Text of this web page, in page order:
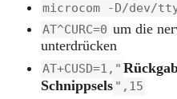
microcom -D/dev/
AT^CURC=0 um die
unterdrücken
AT+CUSD=1,"
Schnippsels ",15